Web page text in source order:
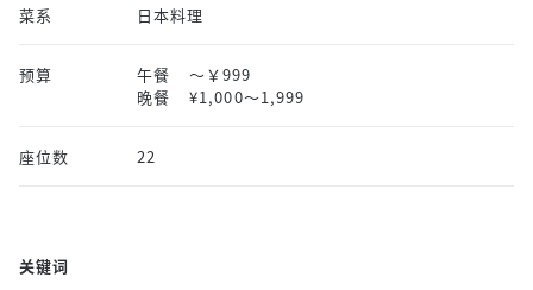
菜系 日本料理
预算 午餐
～￥999
晚餐
¥1,000〜1,999
座位数 22
关键词